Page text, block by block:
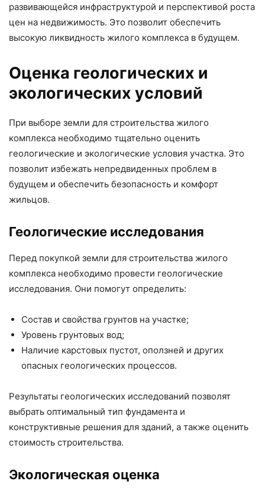
развивающейся инфраструктурой и перспективой роста
цен на недвижимость. Это позволит обеспечить
высокую ликвидность жилого комплекса в будущем.
Оценка геологических и
экологических условий
При выборе земли для строительства жилого
комплекса необходимо тщательно оценить
геологические и экологические условия участка. Это
позволит избежать непредвиденных проблем в
будущем и обеспечить безопасность и комфорт
жильцов.
Геологические исследования
Перед покупкой земли для строительства жилого
комплекса необходимо провести геологические
исследования. Они помогут определить:
Состав и свойства грунтов на участке;
Уровень грунтовых вод;
Наличие карстовых пустот, оползней и других
опасных геологических процессов.
Результаты геологических исследований позволят
выбрать оптимальный тип фундамента и
конструктивные решения для зданий, а также оценить
стоимость строительства.
Экологическая оценка